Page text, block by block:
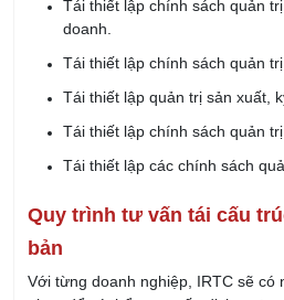
Tái thiết lập chính sách quản
doanh.
Tái thiết lập chính sách quản trị
Tái thiết lập quản trị sản xuất,
Tái thiết lập chính sách quản
Tái thiết lập các chính sách
Quy trình tư vấn tái cấu
bản
Với từng doanh nghiệp, IRTC sẽ có